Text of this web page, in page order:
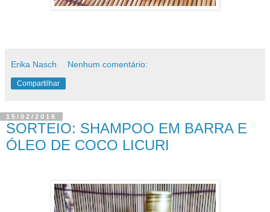
Erika Nasch Nenhum comentário:
Compartilhar
15/02/2016
SORTEIO: SHAMPOO EM BARRA E
ÓLEO DE COCO LICURI